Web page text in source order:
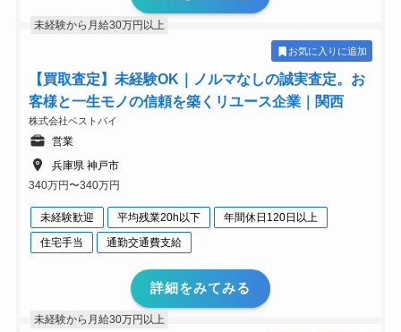
未経験から月給30万円以上
お気に入りに追加
【買取査定】未経験OK｜ノルマなしの誠実査定。お
客様と一生モノの信頼を築くリユース企業｜関西
株式会社ベストバイ
営業
兵庫県 神戸市
340万円〜340万円
未経験歓迎 平均残業20h以下
年間休日120日以上
住宅手当
通勤交通費支給
詳細をみてみる
未経験から月給30万円以上